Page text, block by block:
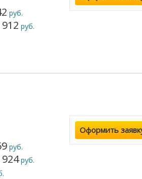
руб.
руб.
руб.
руб.
Оформить